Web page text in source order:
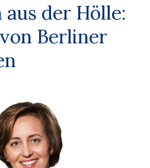
der Hölle:
Berliner